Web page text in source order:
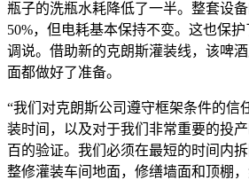
瓶子的洗瓶水耗降低了一半。整套设
50%，但电耗基本保持不变。这也保护
调说。借助新的克朗斯灌装线，该啤
面都做好了准备。
“我们对克朗斯公司遵守框架条件的信
装时间，以及对于我们非常重要的投
百的验证。我们必须在最短的时间内
整修灌装车间地面，修缮墙面和顶棚